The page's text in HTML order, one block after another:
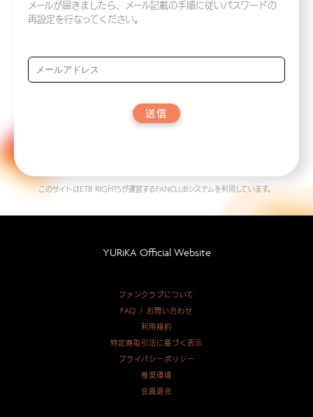
メールが届きましたら、メール記載の手順に従いパスワードの
再設定を行なってください。
送信
このサイトはETB RIGHTSが運営するFANCLUBシステムを利用しています。
YURiKA Official Website
ファンクラブについて
FAQ / お問い合わせ
利用規約
特定商取引法に基づく表示
プライバシーポリシー
推奨環境
会員退会